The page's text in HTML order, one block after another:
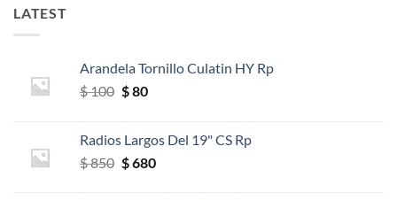
LATEST
Arandela Tornillo Culatin HY Rp
$100 El
era:
$ 100.
$80El
es:
$ 80.
Radios Largos Del 19" CS Rp
$850 El
$680El